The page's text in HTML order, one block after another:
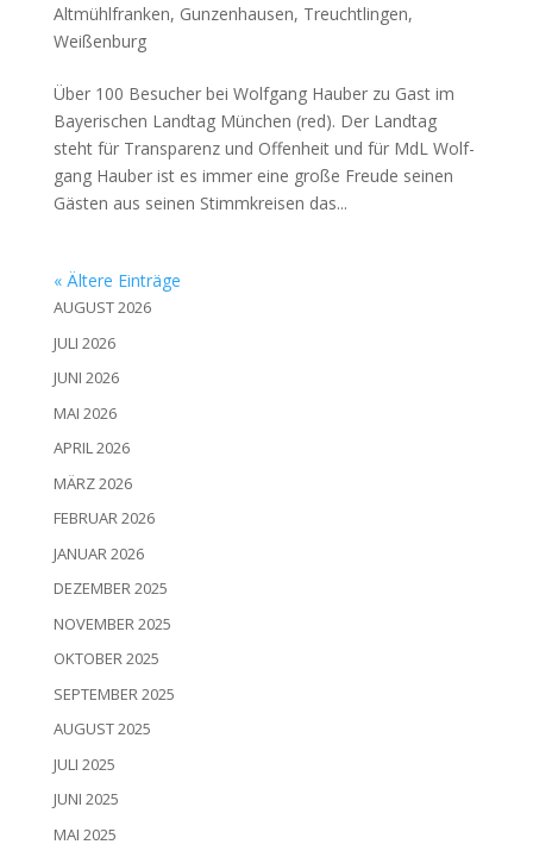
Altmühlfranken, Gunzenhausen, Treuchtlingen,
Weißenburg
Über 100 Besu­cher bei Wolf­gang Hau­ber zu Gast im
Baye­ri­schen Land­tag Mün­chen (red). Der Land­tag
steht für Trans­pa­renz und Offen­heit und für MdL Wolf­
gang Hau­ber ist es immer eine gro­ße Freu­de sei­nen
Gäs­ten aus sei­nen Stimm­krei­sen das...
« Ältere Einträge
AUGUST 2026
JULI 2026
JUNI 2026
MAI 2026
APRIL 2026
MÄRZ 2026
FEBRUAR 2026
JANUAR 2026
DEZEMBER 2025
NOVEMBER 2025
OKTOBER 2025
SEPTEMBER 2025
AUGUST 2025
JULI 2025
JUNI 2025
MAI 2025